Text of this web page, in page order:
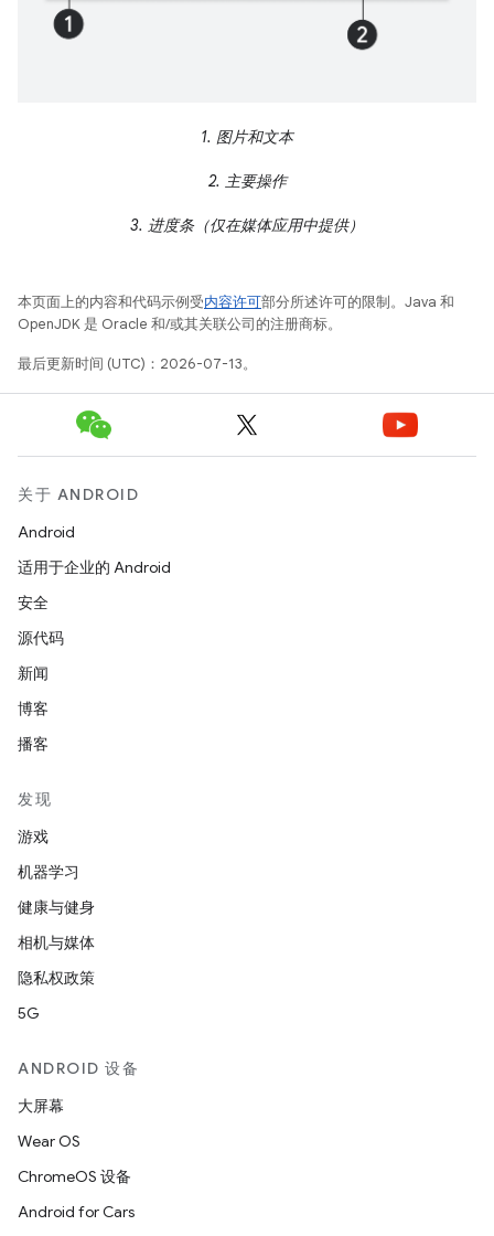
1. 图片和文本
2. 主要操作
3. 进度条（仅在媒体应用中提供）
本页面上的内容和代码示例受内容许可部分所述许可的限制。Java 和
OpenJDK 是 Oracle 和/或其关联公司的注册商标。
最后更新时间 (UTC)：2026-07-13。
关于 ANDROID
Android
适用于企业的 Android
安全
源代码
新闻
博客
播客
发现
游戏
机器学习
健康与健身
相机与媒体
隐私权政策
5G
ANDROID 设备
大屏幕
Wear OS
ChromeOS 设备
Android for Cars